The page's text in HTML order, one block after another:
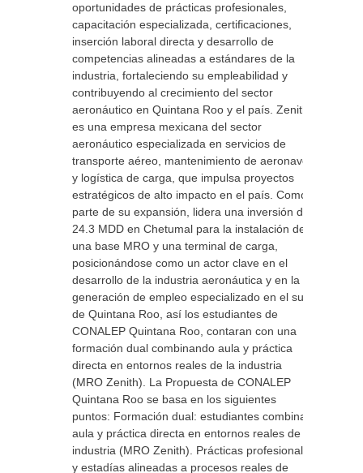
oportunidades de prácticas profesionales,
capacitación especializada, certificaciones,
inserción laboral directa y desarrollo de
competencias alineadas a estándares de la
industria, fortaleciendo su empleabilidad y
contribuyendo al crecimiento del sector
aeronáutico en Quintana Roo y el país. Zenith
es una empresa mexicana del sector
aeronáutico especializada en servicios de
transporte aéreo, mantenimiento de aeronaves
y logística de carga, que impulsa proyectos
estratégicos de alto impacto en el país. Como
parte de su expansión, lidera una inversión de
24.3 MDD en Chetumal para la instalación de
una base MRO y una terminal de carga,
posicionándose como un actor clave en el
desarrollo de la industria aeronáutica y en la
generación de empleo especializado en el sur
de Quintana Roo, así los estudiantes de
CONALEP Quintana Roo, contaran con una
formación dual combinando aula y práctica
directa en entornos reales de la industria
(MRO Zenith). La Propuesta de CONALEP
Quintana Roo se basa en los siguientes
puntos: Formación dual: estudiantes combinan
aula y práctica directa en entornos reales de la
industria (MRO Zenith). Prácticas profesionales
y estadías alineadas a procesos reales de